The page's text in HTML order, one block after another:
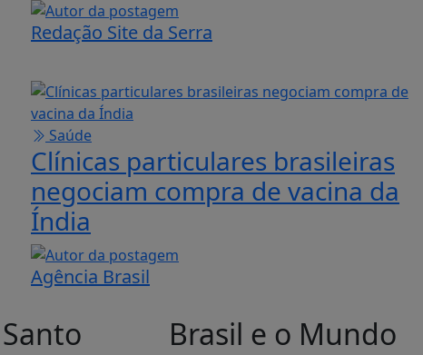
Redação Site da Serra
Saúde
Clínicas particulares brasileiras
negociam compra de vacina da
Índia
Agência Brasil
Brasil e o Mundo